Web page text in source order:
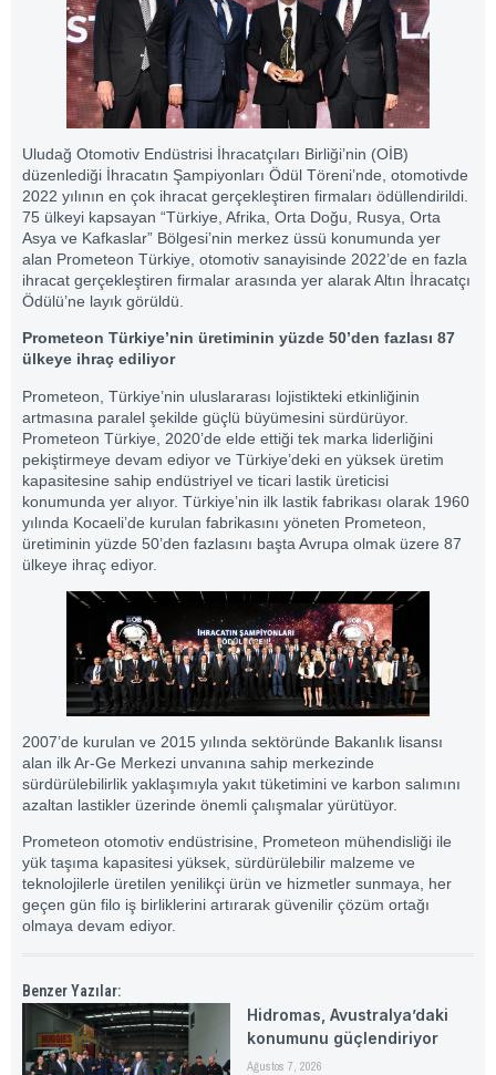
Uludağ Otomotiv Endüstrisi İhracatçıları Birliği’nin (OİB)
düzenlediği İhracatın Şampiyonları Ödül Töreni’nde, otomotivde
2022 yılının en çok ihracat gerçekleştiren firmaları ödüllendirildi.
75 ülkeyi kapsayan “Türkiye, Afrika, Orta Doğu, Rusya, Orta
Asya ve Kafkaslar” Bölgesi’nin merkez üssü konumunda yer
alan Prometeon Türkiye, otomotiv sanayisinde 2022’de en fazla
ihracat gerçekleştiren firmalar arasında yer alarak Altın İhracatçı
Ödülü’ne layık görüldü.
Prometeon Türkiye’nin üretiminin yüzde 50’den fazlası 87
ülkeye ihraç ediliyor
Prometeon, Türkiye’nin uluslararası lojistikteki etkinliğinin
artmasına paralel şekilde güçlü büyümesini sürdürüyor.
Prometeon Türkiye, 2020’de elde ettiği tek marka liderliğini
pekiştirmeye devam ediyor ve Türkiye’deki en yüksek üretim
kapasitesine sahip endüstriyel ve ticari lastik üreticisi
konumunda yer alıyor. Türkiye’nin ilk lastik fabrikası olarak 1960
yılında Kocaeli’de kurulan fabrikasını yöneten Prometeon,
üretiminin yüzde 50’den fazlasını başta Avrupa olmak üzere 87
ülkeye ihraç ediyor.
2007’de kurulan ve 2015 yılında sektöründe Bakanlık lisansı
alan ilk Ar-Ge Merkezi unvanına sahip merkezinde
sürdürülebilirlik yaklaşımıyla yakıt tüketimini ve karbon salımını
azaltan lastikler üzerinde önemli çalışmalar yürütüyor.
Prometeon otomotiv endüstrisine, Prometeon mühendisliği ile
yük taşıma kapasitesi yüksek, sürdürülebilir malzeme ve
teknolojilerle üretilen yenilikçi ürün ve hizmetler sunmaya, her
geçen gün filo iş birliklerini artırarak güvenilir çözüm ortağı
olmaya devam ediyor.
Benzer Yazılar:
Hidromas, Avustralya’daki
konumunu güçlendiriyor
Ağustos 7, 2026